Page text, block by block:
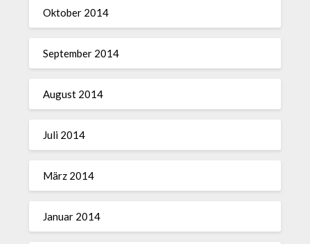
Oktober 2014
September 2014
August 2014
Juli 2014
März 2014
Januar 2014